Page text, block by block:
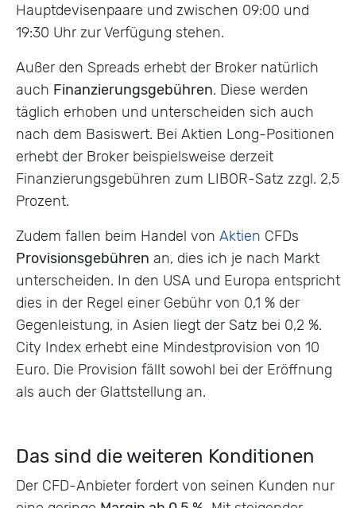
Hauptdevisenpaare und zwischen 09:00 und
19:30 Uhr zur Verfügung stehen.
Außer den Spreads erhebt der Broker natürlich
auch Finanzierungsgebühren. Diese werden
täglich erhoben und unterscheiden sich auch
nach dem Basiswert. Bei Aktien Long-Positionen
erhebt der Broker beispielsweise derzeit
Finanzierungsgebühren zum LIBOR-Satz zzgl. 2,5
Prozent.
Zudem fallen beim Handel von Aktien CFDs
Provisionsgebühren an, dies ich je nach Markt
unterscheiden. In den USA und Europa entspricht
dies in der Regel einer Gebühr von 0,1 % der
Gegenleistung, in Asien liegt der Satz bei 0,2 %.
City Index erhebt eine Mindestprovision von 10
Euro. Die Provision fällt sowohl bei der Eröffnung
als auch der Glattstellung an.
Das sind die weiteren Konditionen
Der CFD-Anbieter fordert von seinen Kunden nur